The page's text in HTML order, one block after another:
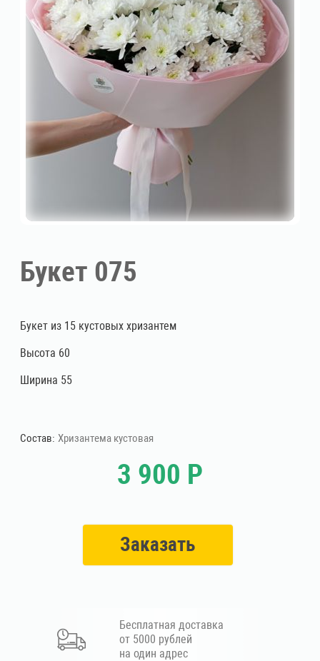
Букет 075
Букет из 15 кустовых хризантем
Высота 60
Ширина 55
Состав: Хризантема кустовая
3 900 Р
Заказать
Бесплатная доставка
от 5000 рублей
на один адрес